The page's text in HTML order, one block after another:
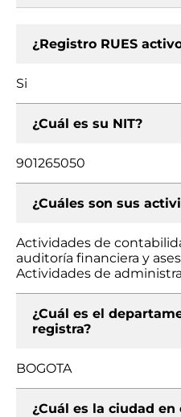
¿Registro RUES
Si
¿Cuál es su NIT?
901265050
¿Cuáles son sus
Actividades de
auditoría financiera y
Actividades de
¿Cuál es el
registra?
BOGOTA
¿Cuál es la ciudad